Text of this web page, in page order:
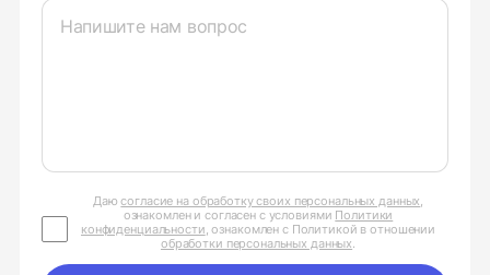
Даюсогласие на обработку своих персональных данных,
ознакомлен и согласен с условиями Политики
конфиденциальности, ознакомлен с Политикой в отношении
обработки персональных данных.